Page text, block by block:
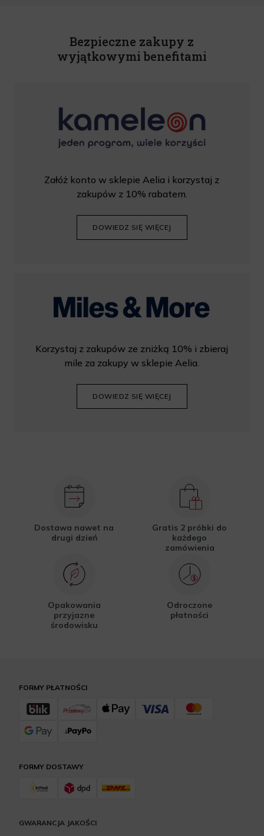
Bezpieczne zakupy z
wyjątkowymi benefitami
Załóż konto w sklepie Aelia i korzystaj z
zakupów z 10% rabatem.
DOWIEDZ SIĘ WIĘCEJ
Korzystaj z zakupów ze zniżką 10% i zbieraj
mile za zakupy w sklepie Aelia.
DOWIEDZ SIĘ WIĘCEJ
Dostawa nawet na
drugi dzień
Gratis 2 próbki do
każdego
zamówienia
Opakowania
przyjazne
środowisku
Odroczone
płatności
FORMY DOSTAWY
FORMY PŁATNOŚCI
GWARANCJA JAKOŚCI